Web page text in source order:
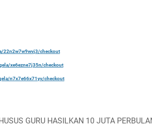
22n2w7w9wvj3/checkout
xe6ezne7j35n/checkout
n7x7e66x71yv/checkout
GURU HASILKAN 10 JUTA